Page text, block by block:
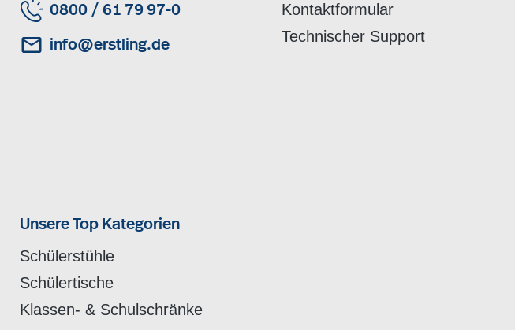
0800 / 61 79 97-0
info@erstling.de
Kontaktformular
Technischer Support
Unsere Top Kategorien
Schülerstühle
Schülertische
Klassen- & Schulschränke